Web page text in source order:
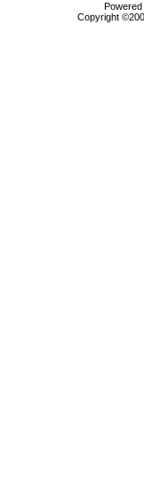
Copyright